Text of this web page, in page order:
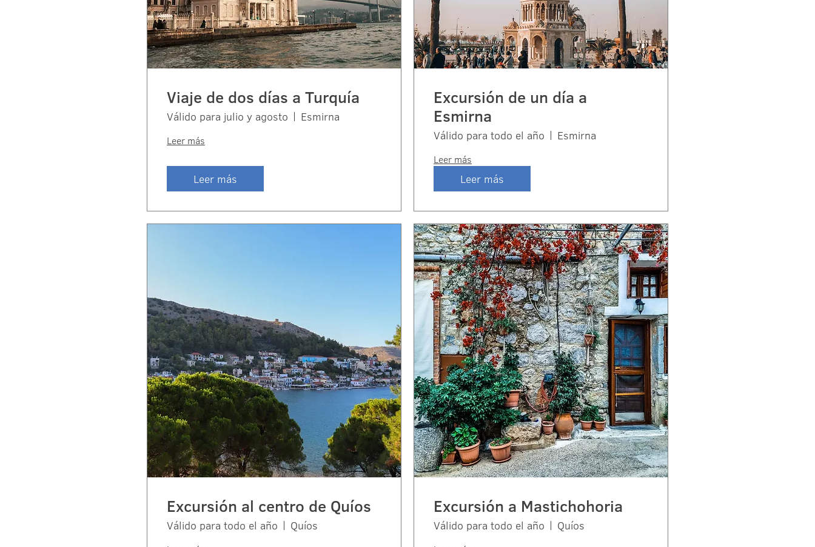
Viaje de dos días a Turquía
Válido para julio y agosto Esmirna
Leer más
Leer más
Excursión de un día a
Esmirna
Válido para todo el año Esmirna
Leer más
Leer más
Excursión al centro de Quíos
Válido para todo el año Quíos
Excursión a Mastichohoria
Válido para todo el año Quíos